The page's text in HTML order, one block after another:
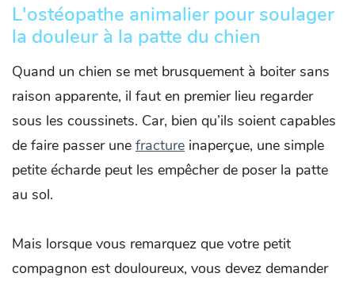
L'ostéopathe animalier pour soulager
la douleur à la patte du chien
Quand un chien se met brusquement à boiter sans
raison apparente, il faut en premier lieu regarder
sous les coussinets. Car, bien qu’ils soient capables
de faire passer une fracture inaperçue, une simple
petite écharde peut les empêcher de poser la patte
au sol.
Mais lorsque vous remarquez que votre petit
compagnon est douloureux, vous devez demander